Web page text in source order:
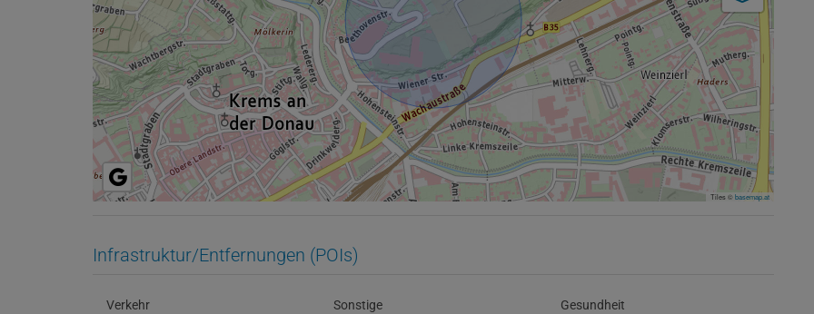
Tiles ©basemap.at
Infrastruktur/Entfernungen (POIs)
Verkehr Sonstige Gesundheit